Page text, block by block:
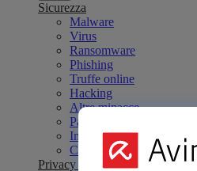
Sicurezza
Malware
Virus
Ransomware
Phishing
Truffe online
Hacking
Altre minacce
Password
Imprese
Consigli per la sicurezza
Privacy online